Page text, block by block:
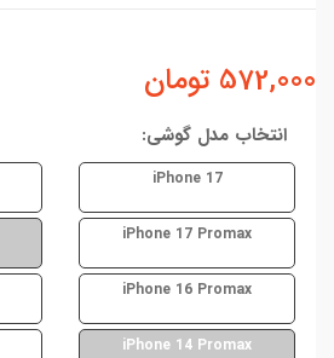
572,000 تومان
انتخاب مدل گوشی:
iPhone 17
iPhone 17 Promax
iPhone 16 Promax
iPhone 14 Promax